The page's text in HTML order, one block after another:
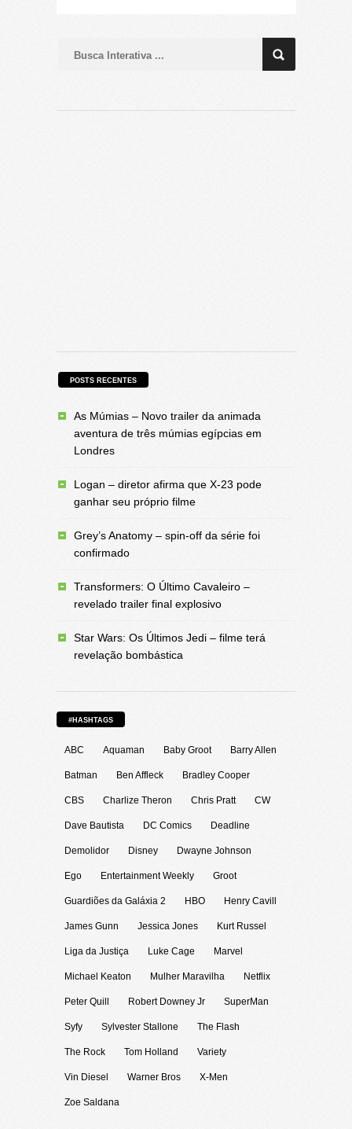
POSTS RECENTES
As Múmias – Novo trailer da animada
aventura de três múmias egípcias em
Londres
Logan – diretor afirma que X-23 pode
ganhar seu próprio filme
Grey’s Anatomy – spin-off da série foi
confirmado
Transformers: O Último Cavaleiro –
revelado trailer final explosivo
Star Wars: Os Últimos Jedi – filme terá
revelação bombástica
#HASHTAGS
ABC Aquaman Baby Groot Barry Allen
Batman Ben Affleck Bradley Cooper
CBS Charlize Theron Chris Pratt CW
Dave Bautista DC Comics Deadline
Demolidor Disney Dwayne Johnson
Ego Entertainment Weekly Groot
Guardiões da Galáxia 2 HBO Henry Cavill
James Gunn Jessica Jones Kurt Russel
Liga da Justiça Luke Cage Marvel
Michael Keaton Mulher Maravilha Netflix
Peter Quill Robert Downey Jr SuperMan
Syfy Sylvester Stallone The Flash
The Rock Tom Holland Variety
Vin Diesel Warner Bros X-Men
Zoe Saldana